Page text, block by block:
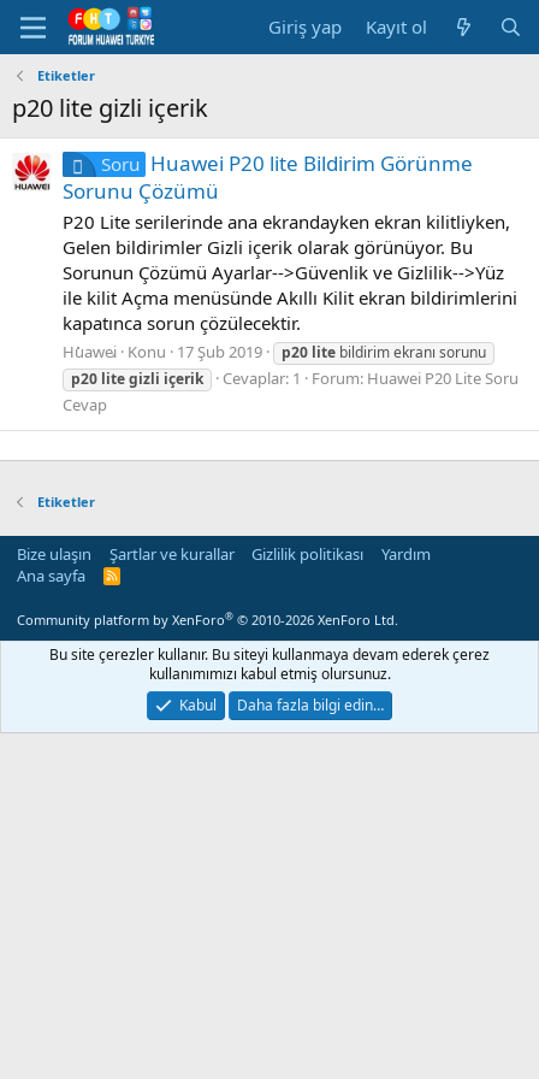
Giriş yap Kayıt ol
Etiketler
p20 lite gizli içerik
Soru Huawei P20 lite Bildirim Görünme
Sorunu Çözümü
P20 Lite serilerinde ana ekrandayken ekran kilitliyken,
Gelen bildirimler Gizli içerik olarak görünüyor. Bu
Sorunun Çözümü Ayarlar-->Güvenlik ve Gizlilik-->Yüz
ile kilit Açma menüsünde Akıllı Kilit ekran bildirimlerini
kapatınca sorun çözülecektir.
Huawei Konu 17 Şub 2019 p20 lite bildirim ekranı sorunu
p20 litegizli içerik Cevaplar: 1 Forum: Huawei P20 Lite Soru
Cevap
Etiketler
Bize ulaşın Şartlar ve kurallar Gizlilik politikası
Yardım
Ana sayfa
R
S
Community platform by XenForo® © 2010-2026 XenForo Ltd.
Bu site çerezler kullanır. Bu siteyi kullanmaya devam ederek çerez
kullanımımızı kabul etmiş olursunuz.
Kabul
Daha fazla bilgi edin…